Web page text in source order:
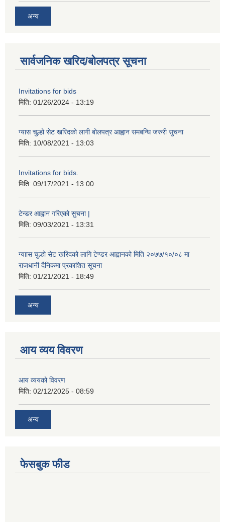
अन्य
सार्वजनिक खरिद/बोलपत्र सूचना
Invitations for bids
मिति: 01/26/2024 - 13:19
ग्यास चुल्हो सेट खरिदको लागी बोलपत्र आह्वान समबन्धि जरुरी सुचना
मिति: 10/08/2021 - 13:03
Invitations for bids.
मिति: 09/17/2021 - 13:00
टेन्डर आह्वान गरिएको सुचना |
मिति: 09/03/2021 - 13:31
ग्याास चुल्हो सेट खरिदको लागि टेण्डर आह्वानको मिति २०७७/१०/०८ मा
राजधानी दैनिकमा प्रकाशित सूचना
मिति: 01/21/2021 - 18:49
अन्य
आय व्यय विवरण
आय व्ययको विवरण
मिति: 02/12/2025 - 08:59
अन्य
फेसबुक फीड